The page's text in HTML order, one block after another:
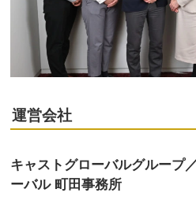
運営会社
キャストグローバルグループ
ーバル 町田事務所